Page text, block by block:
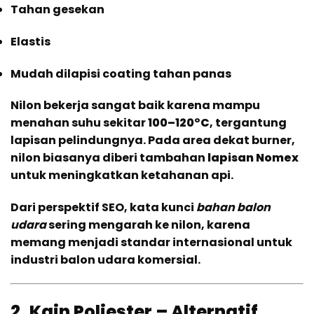
Tahan gesekan
Elastis
Mudah dilapisi coating tahan panas
Nilon bekerja sangat baik karena mampu
menahan suhu sekitar100–120°C, tergantung
lapisan pelindungnya. Pada area dekat burner,
nilon biasanya diberi tambahan lapisan Nomex
untuk meningkatkan ketahanan api.
Dari perspektif SEO, kata kunci bahan balon
udarasering mengarah ke nilon, karena
memang menjadi standar internasional untuk
industri balon udara komersial.